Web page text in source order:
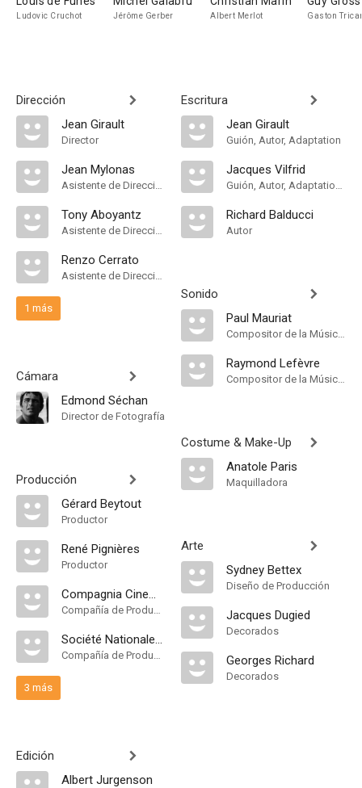
Ludovic Cruchot Jérôme Gerber Albert Merlot Gaston
Dirección
Jean Girault
Director
Jean Mylonas
Asistente de Dirección
Tony Aboyantz
Asistente de Dirección
Renzo Cerrato
Asistente de Dirección
1 más
Cámara
Edmond Séchan
Director de Fotografía
Producción
Gérard Beytout
Productor
René Pignières
Productor
Compagnia Cinematografica Champion
Compañía de Produccion
Société Nationale de Cinematographie
Compañía de Produccion
3 más
Edición
Albert Jurgenson
Escritura
Jean Girault
Guión, Autor, Adaptation
Jacques Vilfrid
Guión, Autor, Adaptation, Dialogue
Richard Balducci
Autor
Sonido
Paul Mauriat
Compositor de la Música Original, Música
Raymond Lefèvre
Compositor de la Música Original
Costume & Make-Up
Anatole Paris
Maquilladora
Arte
Sydney Bettex
Diseño de Producción
Jacques Dugied
Decorados
Georges Richard
Decorados